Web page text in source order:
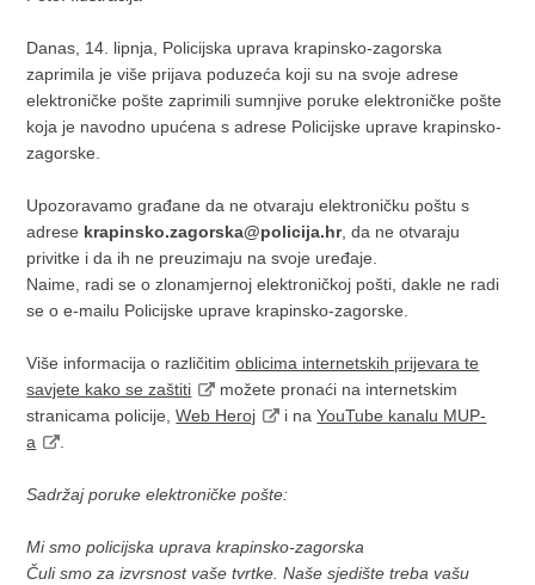
Danas, 14. lipnja, Policijska uprava krapinsko-zagorska
zaprimila je više prijava poduzeća koji su na svoje adrese
elektroničke pošte zaprimili sumnjive poruke elektroničke pošte
koja je navodno upućena s adrese Policijske uprave krapinsko-
zagorske.
Upozoravamo građane da ne otvaraju elektroničku poštu s
adrese krapinsko.zagorska@policija.hr, da ne otvaraju
privitke i da ih ne preuzimaju na svoje uređaje.
Naime, radi se o zlonamjernoj elektroničkoj pošti, dakle ne radi
se o e-mailu Policijske uprave krapinsko-zagorske.
Više informacija o različitimoblicima internetskih prijevara te
savjete kako se zaštiti
možete pronaći na internetskim
stranicama policije,Web Heroj i naYouTube kanalu MUP-
a
.
Sadržaj poruke elektroničke pošte:
Mi smo policijska uprava krapinsko-zagorska
Čuli smo za izvrsnost vaše tvrtke. Naše sjedište treba vašu